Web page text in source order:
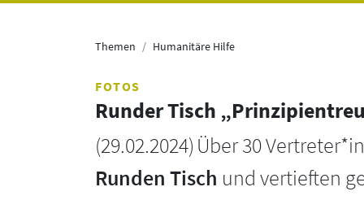
Themen Humanitäre Hilfe
FOTOS
Runder Tisch
(29.02.2024) Über 30
Runden Tisch und vertieften